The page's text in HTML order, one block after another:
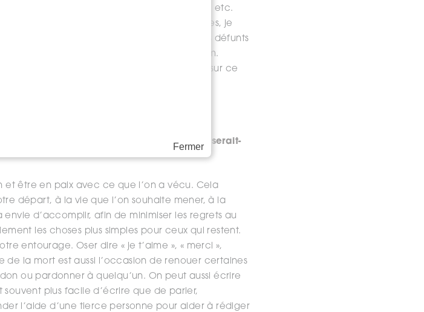
ou personnelles, personnalité, etc.
dans des salles de plus de 100 personnes, je
médiums travaillent sans photo, ce sont les défunts
parler à leurs proches à travers le medium.
afin qu’on puisse avancer sérieusement sur ce
pour tout être humain.
pour bien se préparer à la mort, quelle serait-
et être en paix avec ce que l’on a vécu. Cela
départ, à la vie que l’on souhaite mener, à la
d’accomplir, afin de minimiser les regrets au
les choses plus simples pour ceux qui restent.
entourage. Oser dire « je t’aime », « merci »,
de la mort est aussi l’occasion de renouer certaines
ou pardonner à quelqu’un. On peut aussi écrire
plus facile d’écrire que de parler,
l’aide d’une tierce personne pour aider à rédiger
Fermer